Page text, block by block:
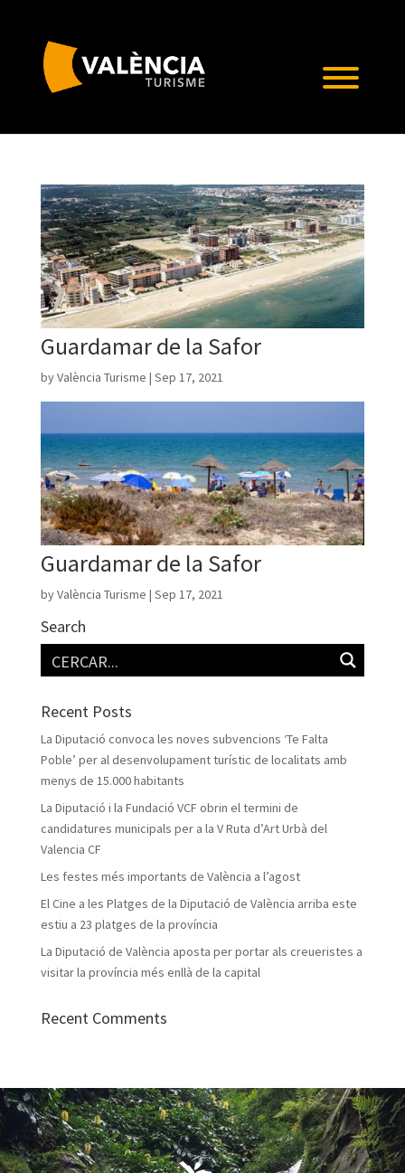
Guardamar de la Safor
byValència Turisme | Sep 17, 2021
Guardamar de la Safor
byValència Turisme | Sep 17, 2021
Search
Recent Posts
La Diputació convoca les noves subvencions ‘Te Falta
Poble’ per al desenvolupament turístic de localitats amb
menys de 15.000 habitants
La Diputació i la Fundació VCF obrin el termini de
candidatures municipals per a la V Ruta d’Art Urbà del
Valencia CF
Les festes més importants de València a l’agost
El Cine a les Platges de la Diputació de València arriba este
estiu a 23 platges de la província
La Diputació de València aposta per portar als creueristes a
visitar la província més enllà de la capital
Recent Comments